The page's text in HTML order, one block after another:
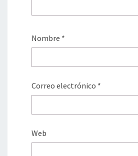
Nombre *
Correo electrónico *
Web